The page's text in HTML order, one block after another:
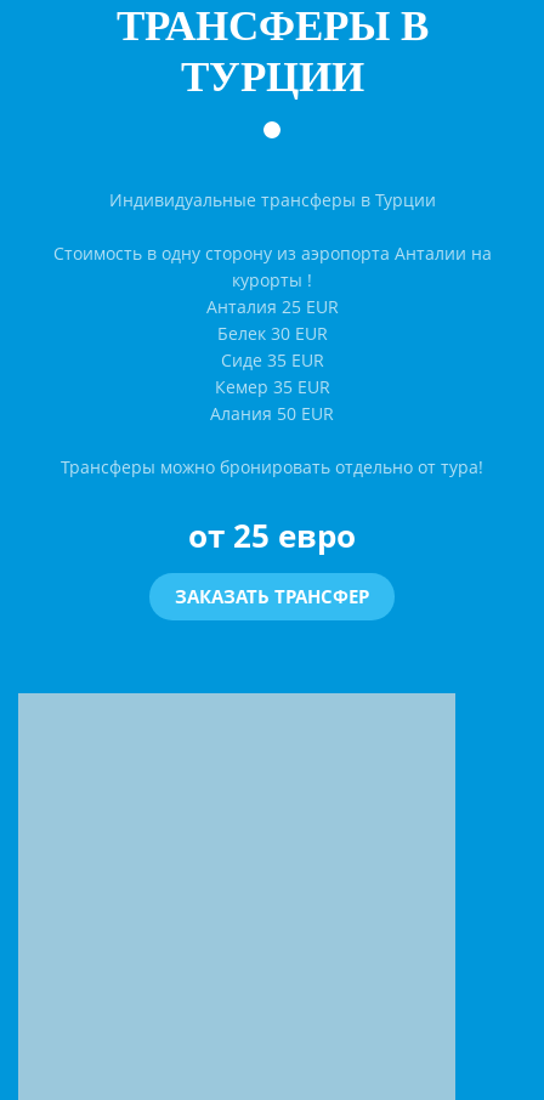
ТРАНСФЕРЫ В
ТУРЦИИ
Индивидуальные трансферы в Турции
Стоимость в одну сторону из аэропорта Анталии на
курорты !
Анталия 25 EUR
Белек 30 EUR
Сиде 35 EUR
Кемер 35 EUR
Алания 50 EUR
Трансферы можно бронировать отдельно от тура!
от 25 евро
ЗАКАЗАТЬ ТРАНСФЕР